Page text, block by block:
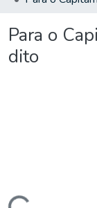
Para o
dito